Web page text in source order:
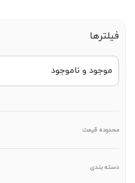
فیلترها
محدوده قیمت
دسته بندی